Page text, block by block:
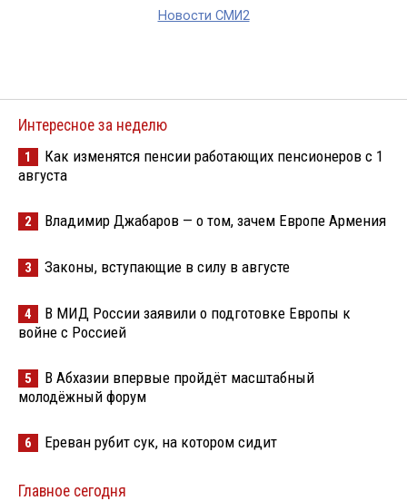
Новости СМИ2
Интересное за неделю
1
Как изменятся пенсии работающих пенсионеров с 1
августа
2 Владимир Джабаров — о том, зачем Европе Армения
3 Законы, вступающие в силу в августе
4
В МИД России заявили о подготовке Европы к
войне с Россией
5
В Абхазии впервые пройдёт масштабный
молодёжный форум
6 Ереван рубит сук, на котором сидит
Главное сегодня